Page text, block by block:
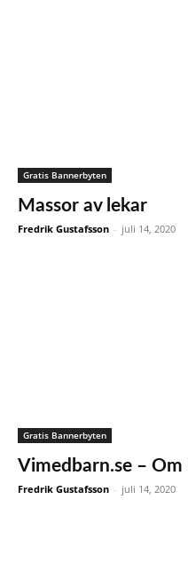
Gratis Bannerbyten
Massor av lekar
Fredrik Gustafsson - juli 14, 2020
Gratis Bannerbyten
Vimedbarn.se –
Fredrik Gustafsson - juli 14, 2020